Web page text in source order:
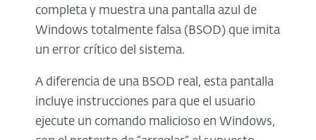
completa y muestra una pantalla azul de
Windows totalmente falsa (BSOD) que imita
un error crítico del sistema.
A diferencia de una BSOD real, esta pantalla
incluye instrucciones para que el usuario
ejecute un comando malicioso en Windows,